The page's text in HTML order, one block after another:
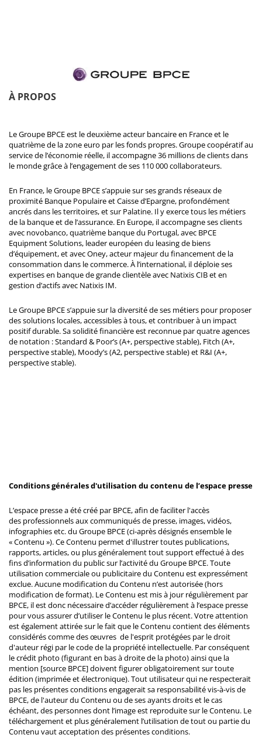
À PROPOS
Le Groupe BPCE est le deuxième acteur bancaire en France et le
quatrième de la zone euro par les fonds propres. Groupe coopératif au
service de l’économie réelle, il accompagne 36 millions de clients dans
le monde grâce à l’engagement de ses 110 000 collaborateurs.
En France, le Groupe BPCE s’appuie sur ses grands réseaux de
proximité Banque Populaire et Caisse d’Epargne, profondément
ancrés dans les territoires, et sur Palatine. Il y exerce tous les métiers
de la banque et de l’assurance. En Europe, il accompagne ses clients
avec novobanco, quatrième banque du Portugal, avec BPCE
Equipment Solutions, leader européen du leasing de biens
d’équipement, et avec Oney, acteur majeur du financement de la
consommation dans le commerce. À l’international, il déploie ses
expertises en banque de grande clientèle avec Natixis CIB et en
gestion d’actifs avec Natixis IM.
Le Groupe BPCE s’appuie sur la diversité de ses métiers pour proposer
des solutions locales, accessibles à tous, et contribuer à un impact
positif durable. Sa solidité financière est reconnue par quatre agences
de notation : Standard & Poor’s (A+, perspective stable), Fitch (A+,
perspective stable), Moody’s (A2, perspective stable) et R&I (A+,
perspective stable).
Conditions générales d'utilisation du contenu de l’espace presse
L’espace presse a été créé par BPCE, afin de faciliter l'accès
des professionnels aux communiqués de presse, images, vidéos,
infographies etc. du Groupe BPCE (ci-après désignés ensemble le
« Contenu »). Ce Contenu permet d'illustrer toutes publications,
rapports, articles, ou plus généralement tout support effectué à des
fins d’information du public sur l’activité du Groupe BPCE. Toute
utilisation commerciale ou publicitaire du Contenu est expressément
exclue. Aucune modification du Contenu n’est autorisée (hors
modification de format). Le Contenu est mis à jour régulièrement par
BPCE, il est donc nécessaire d’accéder régulièrement à l’espace presse
pour vous assurer d’utiliser le Contenu le plus récent. Votre attention
est également attirée sur le fait que le Contenu contient des éléments
considérés comme des œuvres de l'esprit protégées par le droit
d'auteur régi par le code de la propriété intellectuelle. Par conséquent
le crédit photo (figurant en bas à droite de la photo) ainsi que la
mention [source BPCE] doivent figurer obligatoirement sur toute
édition (imprimée et électronique). Tout utilisateur qui ne respecterait
pas les présentes conditions engagerait sa responsabilité vis-à-vis de
BPCE, de l'auteur du Contenu ou de ses ayants droits et le cas
échéant, des personnes dont l’image est reproduite sur le Contenu. Le
téléchargement et plus généralement l’utilisation de tout ou partie du
Contenu vaut acceptation des présentes conditions.